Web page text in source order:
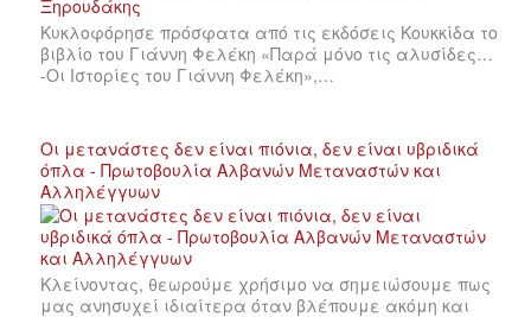
Κυκλοφόρησε πρόσφατα από τις εκδόσεις Κουκκίδα το
βιβλίο του Γιάννη Φελέκη «Παρά μόνο τις αλυσίδες…
-Οι Ιστορίες του Γιάννη Φελέκη»,…
Οι μετανάστες δεν είναι πιόνια, δεν είναι υβριδικά
όπλα - Πρωτοβουλία Αλβανών Μεταναστών και
Αλληλέγγυων
Κλείνοντας, θεωρούμε χρήσιμο να σημειώσουμε πως
μας ανησυχεί ιδιαίτερα όταν βλέπουμε ακόμη και